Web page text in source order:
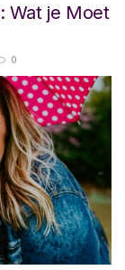
Wat je Moet
0